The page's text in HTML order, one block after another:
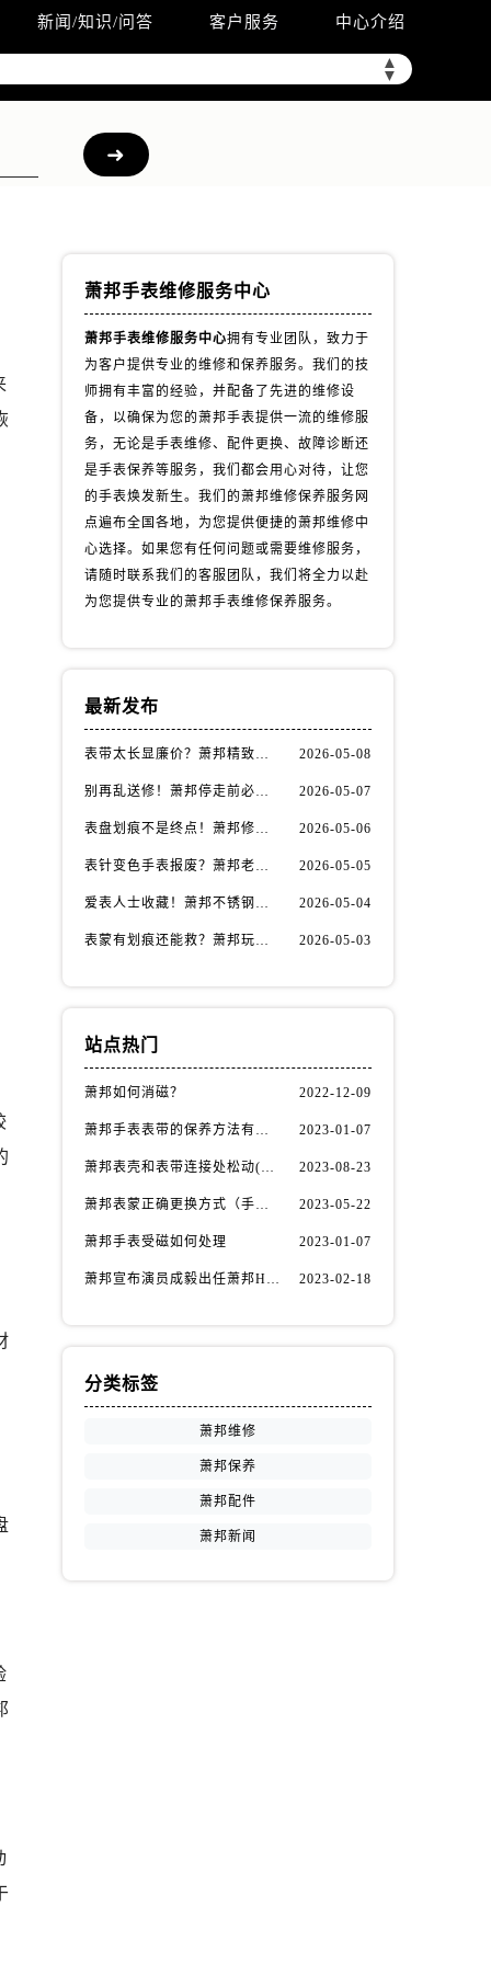
新闻/知识/问答 客户服务 中心介绍
▲
▼
萧邦手表维修服务中心
萧邦手表维修服务中心拥有专业团队，致力于
为客户提供专业的维修和保养服务。我们的技
师拥有丰富的经验，并配备了先进的维修设
备，以确保为您的萧邦手表提供一流的维修服
务，无论是手表维修、配件更换、故障诊断还
是手表保养等服务，我们都会用心对待，让您
的手表焕发新生。我们的萧邦维修保养服务网
点遍布全国各地，为您提供便捷的萧邦维修中
心选择。如果您有任何问题或需要维修服务，
请随时联系我们的客服团队，我们将全力以赴
为您提供专业的萧邦手表维修保养服务。
最新发布
表带太长显廉价？萧邦精致佩戴从调整开始！ 2026-05-08
别再乱送修！萧邦停走前必做的5个自检步骤 2026-05-07
表盘划痕不是终点！萧邦修复技巧助你重拾自信 2026-05-06
表针变色手表报废？萧邦老玩家教你正确应对 2026-05-05
爱表人士收藏！萧邦不锈钢表壳划痕修复指南 2026-05-04
表蒙有划痕还能救？萧邦玩家都在用的修复方法 2026-05-03
站点热门
萧邦如何消磁？ 2022-12-09
萧邦手表表带的保养方法有哪些？ 2023-01-07
萧邦表壳和表带连接处松动(如何自行修复) 2023-08-23
萧邦表蒙正确更换方式（手表表蒙更换知识） 2023-05-22
萧邦手表受磁如何处理 2023-01-07
萧邦宣布演员成毅出任萧邦Happy Diamonds系列品牌大使 2023-02-18
分类标签
萧邦维修
萧邦保养
萧邦配件
萧邦新闻